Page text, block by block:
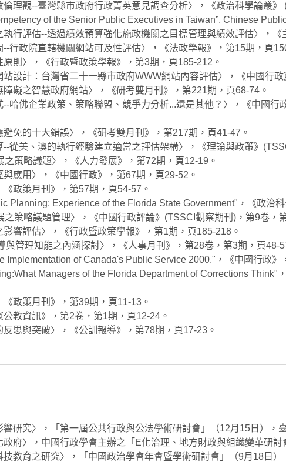
理觀--臺灣縣市政府行政菁英意見調查分析〉，《政治科學論叢》
of the Senior Public Executives in Taiwan”, Chinese
行評估--透過績效預算強化施政機關之目標管理與績效評估〉，《
行政院直轄機關網站可及性評估〉，《法政學報》，第15期，頁
則〉，《行政暨政策學報》，第3期，頁185-212。
設計：台灣省二十一縣市政府WWW網站內容評估〉，《中國行政
礙之智慧政府網站〉，《研考雙月刊》，第221期，頁68-74。
哈佛企業政策、策略聯盟、競爭力分析...還是其他？〉，《中國
免的十大錯誤〉，《研考雙月刊》，第217期，頁41-47。
從美、澳的執行經驗建立適當之評估架構〉，《理論與政策》
策略議題〉，《人力發展》，第72期，頁12-19。
應用〉，《中國行政》，第67期，頁29-52。
政策月刊》，第57期，頁54-57。
Planning: Experience of the Florida State Government"，《政治
策略議題管理〉，《中國行政評論》(TSSCI觀察期刊)，第9卷，
響評估〉，《行政暨政策學報》，第1期，頁185-218。
管理知能之內涵探討〉，《人事月刊》，第28卷，第3期，頁48-
Implementation of Canada's Public Service 2000."，《中國行政》
Managers of the Florida Department of Corrections Think"
政策月刊》，第39期，頁11-13。
教資訊》，第2卷，第1期，頁12-24。
思與突破〉，《公訓報導》，第78期，頁17-23。
研究〉，「第一屆公共行政與公法學術研討會」（12月15日），
府〉，中國行政學會主辦之「E化治理、地方財政與組織變革研
教育之研究〉，「中國政治學會年會暨學術研討會」（9月18日）